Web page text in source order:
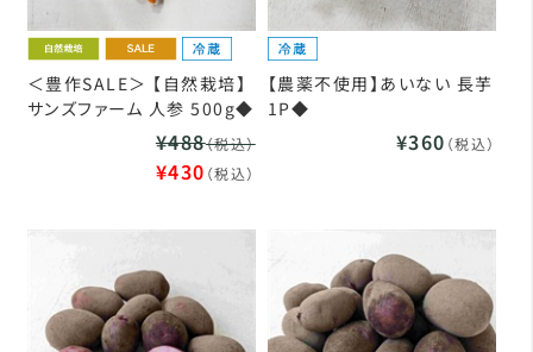
＜豊作SALE＞ 【自然栽培】
サンズファーム 人参 500g◆
¥488（税込）
¥430 （税込）
【農薬不使用】あいない 長芋
1P◆
¥360 （税込）